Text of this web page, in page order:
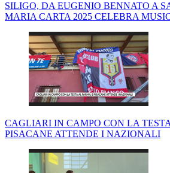
SILIGO, DA EUGENIO BENNATO A
MARIA CARTA 2025 CELEBRA
CAGLIARI IN CAMPO CON LA
PISACANE ATTENDE I NAZIONALI